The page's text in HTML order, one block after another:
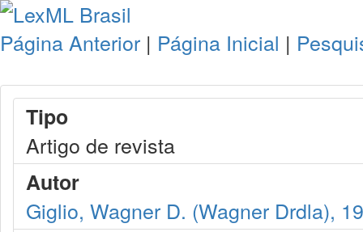
Página Anterior | Página Inicial |
Tipo
Artigo de revista
Autor
Giglio, Wagner D. (Wagner Drdla),